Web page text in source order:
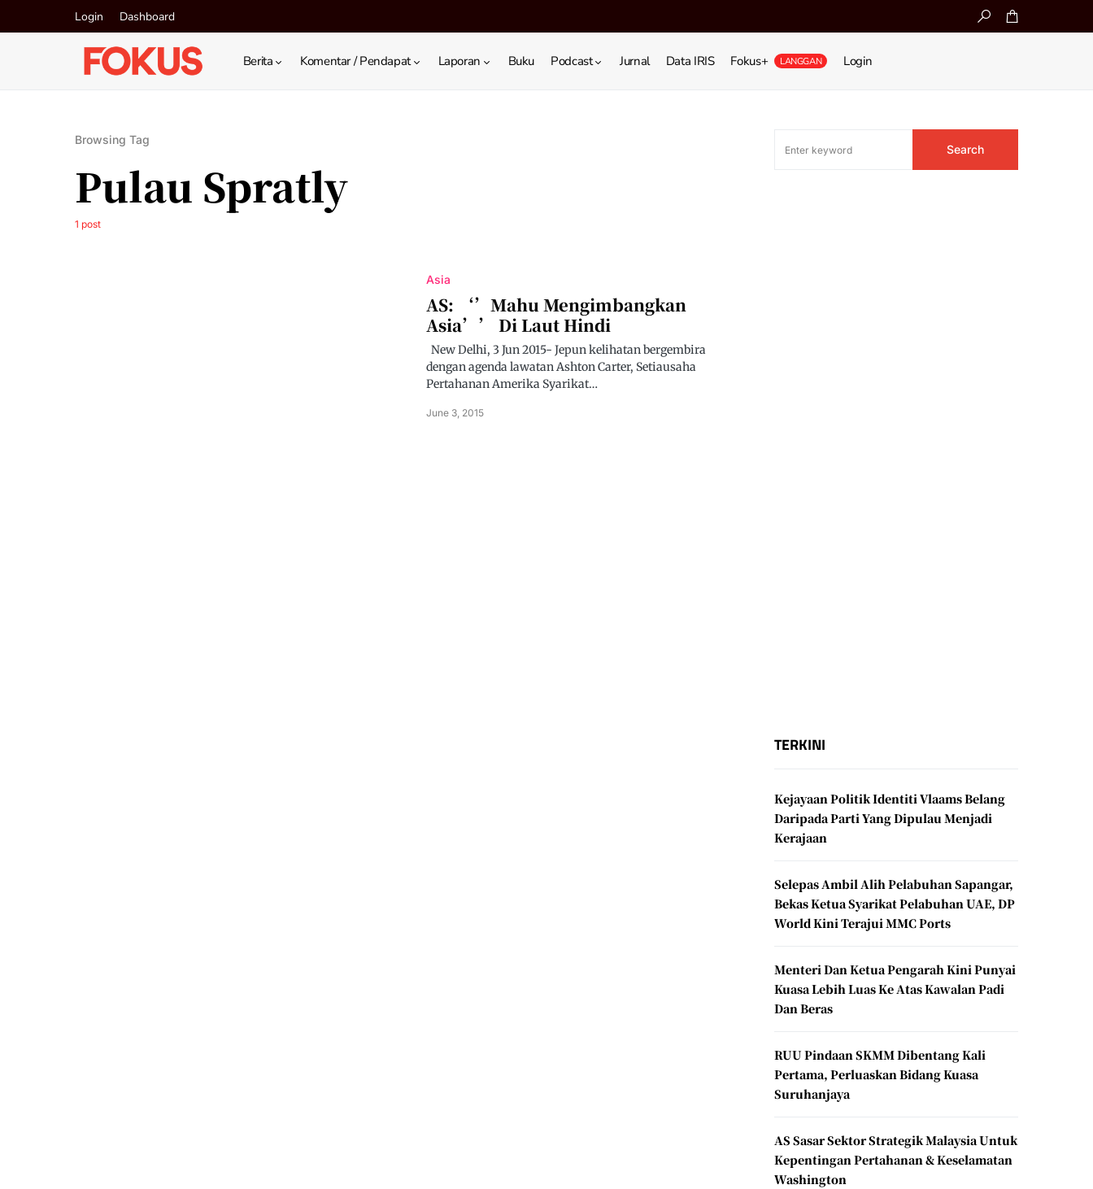
Login Dashboard
Berita Komentar / Pendapat Laporan Buku Podcast Jurnal Data IRIS Fokus+ LANGGAN Login
Browsing Tag
Pulau Spratly
1 post
Asia
AS: ‘’Mahu Mengimbangkan
Asia’’ Di Laut Hindi
New Delhi, 3 Jun 2015- Jepun kelihatan bergembira
dengan agenda lawatan Ashton Carter, Setiausaha
Pertahanan Amerika Syarikat…
June 3, 2015
Search
TERKINI
Kejayaan Politik Identiti Vlaams Belang
Daripada Parti Yang Dipulau Menjadi
Kerajaan
Selepas Ambil Alih Pelabuhan Sapangar,
Bekas Ketua Syarikat Pelabuhan UAE, DP
World Kini Terajui MMC Ports
Menteri Dan Ketua Pengarah Kini Punyai
Kuasa Lebih Luas Ke Atas Kawalan Padi
Dan Beras
RUU Pindaan SKMM Dibentang Kali
Pertama, Perluaskan Bidang Kuasa
Suruhanjaya
AS Sasar Sektor Strategik Malaysia Untuk
Kepentingan Pertahanan & Keselamatan
Washington